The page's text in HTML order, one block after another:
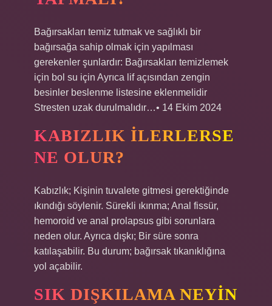
Bağırsakları temiz tutmak ve sağlıklı bir
bağırsağa sahip olmak için yapılması
gerekenler şunlardır: Bağırsakları temizlemek
için bol su için Ayrıca lif açısından zengin
besinler beslenme listesine eklenmelidir
Stresten uzak durulmalıdır…• 14 Ekim 2024
KABIZLIK ILERLERSE
NE OLUR?
Kabızlık; Kişinin tuvalete gitmesi gerektiğinde
ıkındığı söylenir. Sürekli ıkınma; Anal fissür,
hemoroid ve anal prolapsus gibi sorunlara
neden olur. Ayrıca dışkı; Bir süre sonra
katılaşabilir. Bu durum; bağırsak tıkanıklığına
yol açabilir.
SIK DIŞKILAMA NEYIN